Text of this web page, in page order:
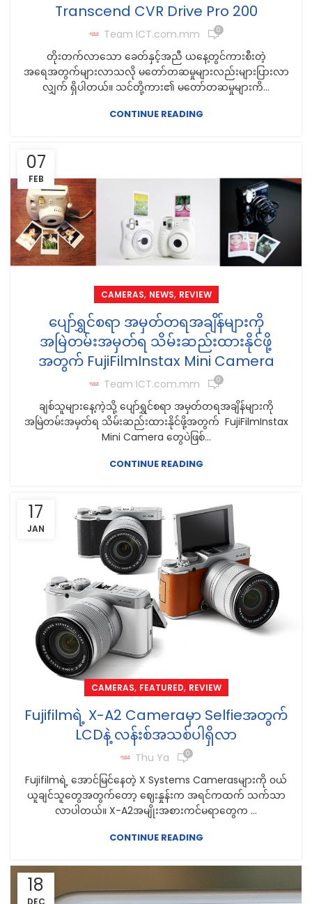
Transcend CVR Drive Pro 200
Team ICT.com.mm 0
တိုးတက်လာသော ခေတ်နှင့်အညီ ယနေ့တွင်ကားစီးတဲ့
အရေအတွက်များလာသလို မတော်တဆမှုများလည်းများပြားလာ
လျှက် ရှိပါတယ်။ သင်တို့ကား၏ မတော်တဆမှုများကိ...
CONTINUE READING
07
FEB
CAMERAS, NEWS, REVIEW
ပျော်ရွှင်စရာ အမှတ်တရအချိန်များကို
အမြဲတမ်းအမှတ်ရ သိမ်းဆည်းထားနိုင်ဖို့
အတွက် FujiFilmInstax Mini Camera
Team ICT.com.mm 0
ချစ်သူများနေ့ကဲ့သို့ ပျော်ရွှင်စရာ အမှတ်တရအချိန်များကို
အမြဲတမ်းအမှတ်ရ သိမ်းဆည်းထားနိုင်ဖို့အတွက် FujiFilmInstax
Mini Camera တွေပဲဖြစ်...
CONTINUE READING
17
JAN
CAMERAS, FEATURED, REVIEW
Fujifilmရဲ့ X-A2 Cameraမှာ Selfieအတွက်
LCDနဲ့ လန်းစ်အသစ်ပါရှိလာ
Thu Ya 0
Fujifilmရဲ့ အောင်မြင်နေတဲ့ X Systems Camerasများကို ၀ယ်
ယူချင်သူတွေအတွက်တော့ ဈေးနှုန်းက အရင်ကထက် သက်သာ
လာပါတယ်။ X-A2အမျိုးအစားကင်မရာတွေက ...
CONTINUE READING
18
DEC